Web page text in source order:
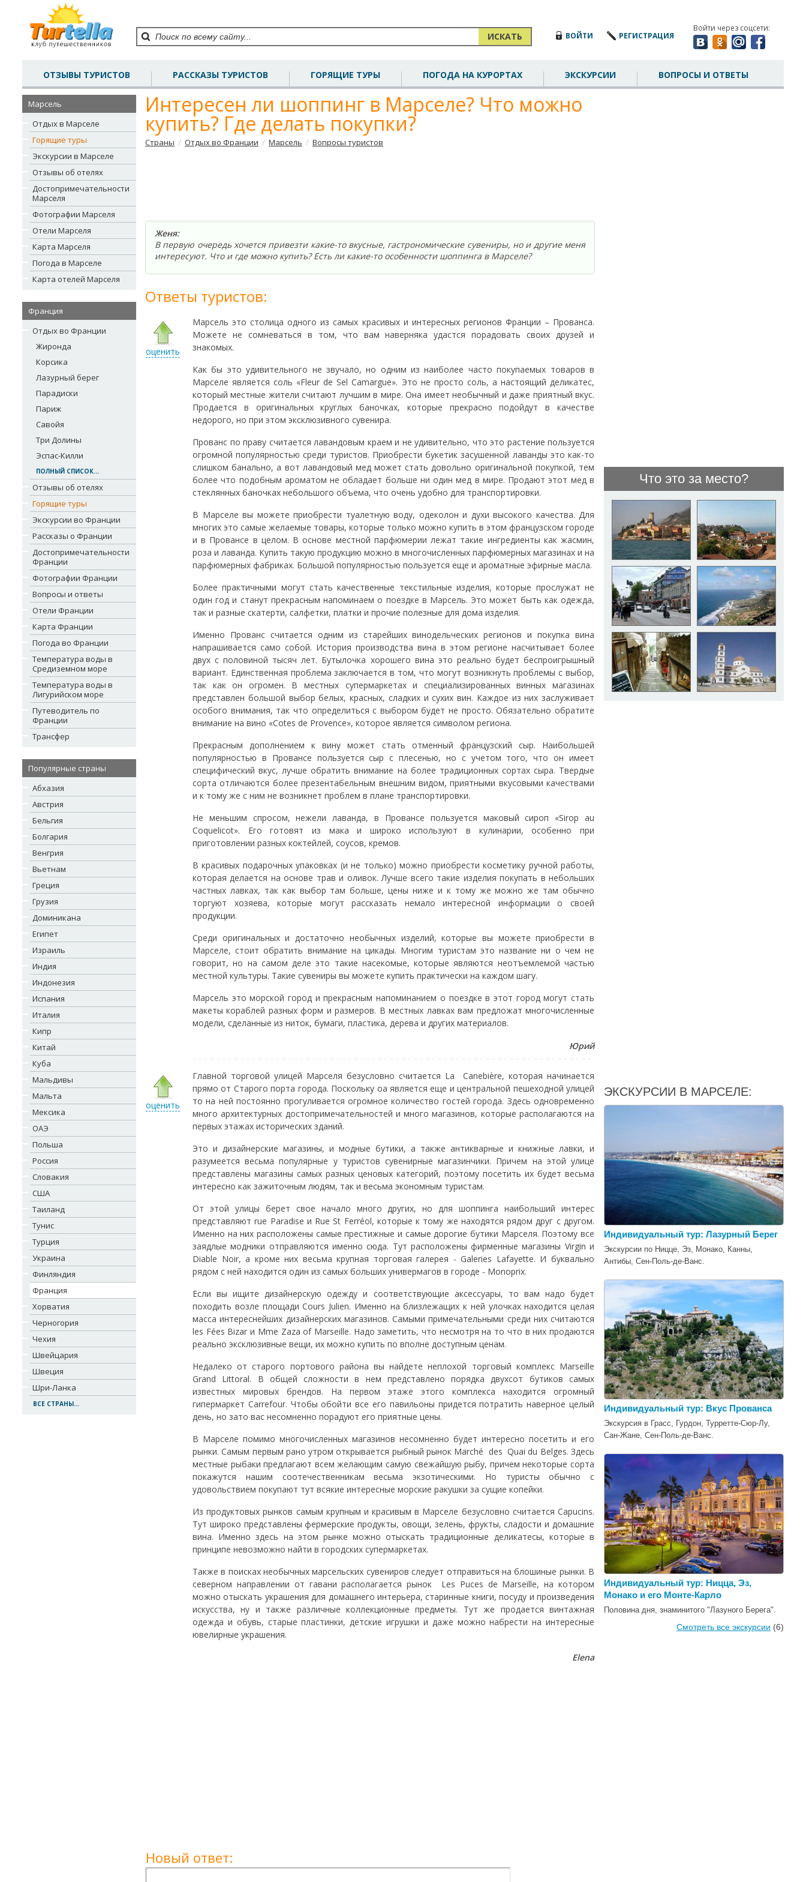
ИСКАТЬ ВОЙТИ РЕГИСТРАЦИЯ
Войти через соцсети:
ОТЗЫВЫ ТУРИСТОВ РАССКАЗЫ ТУРИСТОВ ГОРЯЩИЕ ТУРЫ ПОГОДА НА КУРОРТАХ ЭКСКУРСИИ ВОПРОСЫ И ОТВЕТЫ
Марсель
Отдых в Марселе
Горящие туры
Экскурсии в Марселе
Отзывы об отелях
Достопримечательности
Марселя
Фотографии Марселя
Отели Марселя
Карта Марселя
Погода в Марселе
Карта отелей Марселя
Франция
Отдых во Франции
Жиронда
Корсика
Лазурный берег
Парадиски
Париж
Савойя
Три Долины
Эспас-Килли
ПОЛНЫЙ СПИСОК...
Отзывы об отелях
Горящие туры
Экскурсии во Франции
Рассказы о Франции
Достопримечательности
Франции
Фотографии Франции
Вопросы и ответы
Отели Франции
Карта Франции
Погода во Франции
Температура воды в
Средиземном море
Температура воды в
Лигурийском море
Путеводитель по
Франции
Трансфер
Популярные страны
Абхазия
Австрия
Бельгия
Болгария
Венгрия
Вьетнам
Греция
Грузия
Доминикана
Египет
Израиль
Индия
Индонезия
Испания
Италия
Кипр
Китай
Куба
Мальдивы
Мальта
Мексика
ОАЭ
Польша
Россия
Словакия
США
Таиланд
Тунис
Турция
Украина
Финляндия
Франция
Хорватия
Черногория
Чехия
Швейцария
Швеция
Шри-Ланка
ВСЕ СТРАНЫ...
Интересен ли шоппинг в Марселе? Что можно
купить? Где делать покупки?
Страны / Отдых во Франции / Марсель / Вопросы туристов
Женя:
В первую очередь хочется привезти какие-то вкусные, гастрономические сувениры, но и другие меня
интересуют. Что и где можно купить? Есть ли какие-то особенности шоппинга в Марселе?
Ответы туристов:
оценить
Марсель это столица одного из самых красивых и интересных регионов Франции – Прованса.
Можете не сомневаться в том, что вам наверняка удастся порадовать своих друзей и
знакомых.
Как бы это удивительного не звучало, но одним из наиболее часто покупаемых товаров в
Марселе является соль «Fleur de Sel Camargue». Это не просто соль, а настоящий деликатес,
который местные жители считают лучшим в мире. Она имеет необычный и даже приятный вкус.
Продается в оригинальных круглых баночках, которые прекрасно подойдут в качестве
недорого, но при этом эксклюзивного сувенира.
Прованс по праву считается лавандовым краем и не удивительно, что это растение пользуется
огромной популярностью среди туристов. Приобрести букетик засушенной лаванды это как-то
слишком банально, а вот лавандовый мед может стать довольно оригинальной покупкой, тем
более что подобным ароматом не обладает больше ни один мед в мире. Продают этот мед в
стеклянных баночках небольшого объема, что очень удобно для транспортировки.
В Марселе вы можете приобрести туалетную воду, одеколон и духи высокого качества. Для
многих это самые желаемые товары, которые только можно купить в этом французском городе
и в Провансе в целом. В основе местной парфюмерии лежат такие ингредиенты как жасмин,
роза и лаванда. Купить такую продукцию можно в многочисленных парфюмерных магазинах и на
парфюмерных фабриках. Большой популярностью пользуется еще и ароматные эфирные масла.
Более практичными могут стать качественные текстильные изделия, которые прослужат не
один год и станут прекрасным напоминаем о поездке в Марсель. Это может быть как одежда,
так и разные скатерти, салфетки, платки и прочие полезные для дома изделия.
Именно Прованс считается одним из старейших винодельческих регионов и покупка вина
напрашивается само собой. История производства вина в этом регионе насчитывает более
двух с половиной тысяч лет. Бутылочка хорошего вина это реально будет беспроигрышный
вариант. Единственная проблема заключается в том, что могут возникнуть проблемы с выбор,
так как он огромен. В местных супермаркетах и специализированных винных магазинах
представлен большой выбор белых, красных, сладких и сухих вин. Каждое из них заслуживает
особого внимания, так что определиться с выбором будет не просто. Обязательно обратите
внимание на вино «Cotes de Provence», которое является символом региона.
Прекрасным дополнением к вину может стать отменный французский сыр. Наибольшей
популярностью в Провансе пользуется сыр с плесенью, но с учетом того, что он имеет
специфический вкус, лучше обратить внимание на более традиционных сортах сыра. Твердые
сорта отличаются более презентабельным внешним видом, приятными вкусовыми качествами
и к тому же с ним не возникнет проблем в плане транспортировки.
Не меньшим спросом, нежели лаванда, в Провансе пользуется маковый сироп «Sirop au
Coquelicot». Его готовят из мака и широко используют в кулинарии, особенно при
приготовлении разных коктейлей, соусов, кремов.
В красивых подарочных упаковках (и не только) можно приобрести косметику ручной работы,
которая делается на основе трав и оливок. Лучше всего такие изделия покупать в небольших
частных лавках, так как выбор там больше, цены ниже и к тому же можно же там обычно
торгуют хозяева, которые могут рассказать немало интересной информации о своей
продукции.
Среди оригинальных и достаточно необычных изделий, которые вы можете приобрести в
Марселе, стоит обратить внимание на цикады. Многим туристам это название ни о чем не
говорит, но на самом деле это такие насекомые, которые являются неотъемлемой частью
местной культуры. Такие сувениры вы можете купить практически на каждом шагу.
Марсель это морской город и прекрасным напоминанием о поездке в этот город могут стать
макеты кораблей разных форм и размеров. В местных лавках вам предложат многочисленные
модели, сделанные из ниток, бумаги, пластика, дерева и других материалов.
Юрий
оценить
Главной торговой улицей Марселя безусловно считается La Canebière, которая начинается
прямо от Старого порта города. Поскольку оа является еще и центральной пешеходной улицей
то на ней постоянно прогуливается огромное количество гостей города. Здесь одновременно
много архитектурных достопримечательностей и много магазинов, которые располагаются на
первых этажах исторических зданий.
Это и дизайнерские магазины, и модные бутики, а также антикварные и книжные лавки, и
разумеется весьма популярные у туристов сувенирные магазинчики. Причем на этой улице
представлены магазины самых разных ценовых категорий, поэтому посетить их будет весьма
интересно как зажиточным людям, так и весьма экономным туристам.
От этой улицы берет свое начало много других, но для шоппинга наибольший интерес
представляют rue Paradise и Rue St Ferréol, которые к тому же находятся рядом друг с другом.
Именно на них расположены самые престижные и самые дорогие бутики Марселя. Поэтому все
заядлые модники отправляются именно сюда. Тут расположены фирменные магазины Virgin и
Diable Noir, а кроме них весьма крупная торговая галерея - Galeries Lafayette. И буквально
рядом с ней находится один из самых больших универмагов в городе - Monoprix.
Если вы ищите дизайнерскую одежду и соответствующие аксессуары, то вам надо будет
походить возле площади Cours Julien. Именно на близлежащих к ней улочках находится целая
масса интереснейших дизайнерских магазинов. Самыми примечательными среди них считаются
les Fées Bizar и Mme Zaza of Marseille. Надо заметить, что несмотря на то что в них продаются
реально эксклюзивные вещи, их можно купить по вполне доступным ценам.
Недалеко от старого портового района вы найдете неплохой торговый комплекс Marseille
Grand Littoral. В общей сложности в нем представлено порядка двухсот бутиков самых
известных мировых брендов. На первом этаже этого комплекса находится огромный
гипермаркет Carrefour. Чтобы обойти все его павильоны придется потратить наверное целый
день, но зато вас несомненно порадуют его приятные цены.
В Марселе помимо многочисленных магазинов несомненно будет интересно посетить и его
рынки. Самым первым рано утром открывается рыбный рынок Marché des Quai du Belges. Здесь
местные рыбаки предлагают всем желающим самую свежайшую рыбу, причем некоторые сорта
покажутся нашим соотечественникам весьма экзотическими. Но туристы обычно с
удовольствием покупают тут всякие интересные морские ракушки за сущие копейки.
Из продуктовых рынков самым крупным и красивым в Марселе безусловно считается Capucins.
Тут широко представлены фермерские продукты, овощи, зелень, фрукты, сладости и домашние
вина. Именно здесь на этом рынке можно отыскать традиционные деликатесы, которые в
принципе невозможно найти в городских супермаркетах.
Также в поисках необычных марсельских сувениров следует отправиться на блошиные рынки. В
северном направлении от гавани располагается рынок Les Puces de Marseille, на котором
можно отыскать украшения для домашнего интерьера, старинные книги, посуду и произведения
искусства, ну и также различные коллекционные предметы. Тут же продается винтажная
одежда и обувь, старые пластинки, детские игрушки и даже можно набрести на интересные
ювелирные украшения.
Elena
Новый ответ:
Что это за место?
ЭКСКУРСИИ В МАРСЕЛЕ:
Индивидуальный тур: Лазурный Берег
Экскурсии по Ницце, Эз, Монако, Канны,
Антибы, Сен-Поль-де-Ванс.
Индивидуальный тур: Вкус Прованса
Экскурсия в Грасс, Гурдон, Турретте-Сюр-Лу,
Сан-Жане, Сен-Поль-де-Ванс.
Индивидуальный тур: Ницца, Эз,
Монако и его Монте-Карло
Половина дня, знаминитого "Лазуного Берега".
Смотреть все экскурсии (6)